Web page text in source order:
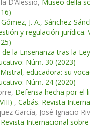
D’Alessio, Museo della
J. A., Sánchez-
y regulación jurídica.
la Enseñanza tras la
Núm. 30 (2023)
educadora: su
Núm. 24 (2020)
Defensa hecha por el
, Cabás. Revista
García, José Ignacio
Internacional